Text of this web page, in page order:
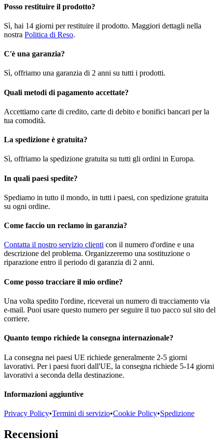
Posso restituire il prodotto?
Sì, hai 14 giorni per restituire il prodotto. Maggiori dettagli nella
nostra Politica di Reso.
C'è una garanzia?
Sì, offriamo una garanzia di 2 anni su tutti i prodotti.
Quali metodi di pagamento accettate?
Accettiamo carte di credito, carte di debito e bonifici bancari per la
tua comodità.
La spedizione è gratuita?
Sì, offriamo la spedizione gratuita su tutti gli ordini in Europa.
In quali paesi spedite?
Spediamo in tutto il mondo, in tutti i paesi, con spedizione gratuita
su ogni ordine.
Come faccio un reclamo in garanzia?
Contatta il nostro servizio clienti con il numero d'ordine e una
descrizione del problema. Organizzeremo una sostituzione o
riparazione entro il periodo di garanzia di 2 anni.
Come posso tracciare il mio ordine?
Una volta spedito l'ordine, riceverai un numero di tracciamento via
e-mail. Puoi usare questo numero per seguire il tuo pacco sul sito del
corriere.
Quanto tempo richiede la consegna internazionale?
La consegna nei paesi UE richiede generalmente 2-5 giorni
lavorativi. Per i paesi fuori dall'UE, la consegna richiede 5-14 giorni
lavorativi a seconda della destinazione.
Informazioni aggiuntive
Privacy Policy•Termini di servizio•Cookie Policy•Spedizione
Recensioni